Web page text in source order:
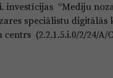
investīcijas “Mediju
speciālistu
(2.2.1.5.i.0/2/24/A/